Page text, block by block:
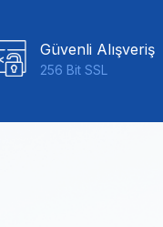
Güvenli Alışveriş
256 Bit SSL